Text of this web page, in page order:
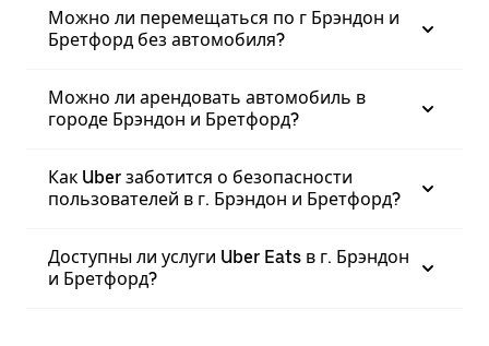
Можно ли перемещаться по г Брэндон и
Бретфорд без автомобиля?
Можно ли арендовать автомобиль в
городе Брэндон и Бретфорд?
Как Uber заботится о безопасности
пользователей в г. Брэндон и Бретфорд?
Доступны ли услуги Uber Eats в г. Брэндон
и Бретфорд?